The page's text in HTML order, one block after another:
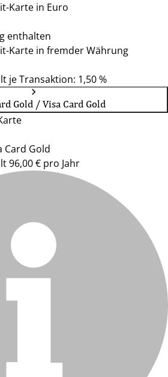
Karte in Euro
enthalten
Karte in fremder Währung
je Transaktion: 1,50 %
Gold / Visa Card Gold
Card Gold
96,00 € pro Jahr